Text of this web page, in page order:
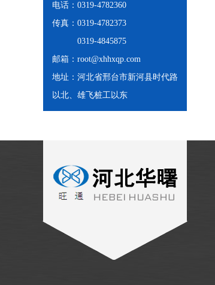
电话：0319-4782360
传真：0319-4782373
0319-4845875
邮箱：root@xhhxqp.com
地址：河北省邢台市新河县时代路
以北、雄飞桩工以东